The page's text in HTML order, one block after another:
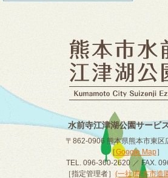
水前寺江津湖公園サービ
〒862-0906 熊本県熊本市東区
［Google Map］
TEL. 096-360-2620 ／ FAX.
［指定管理者］ (一社)熊本市造